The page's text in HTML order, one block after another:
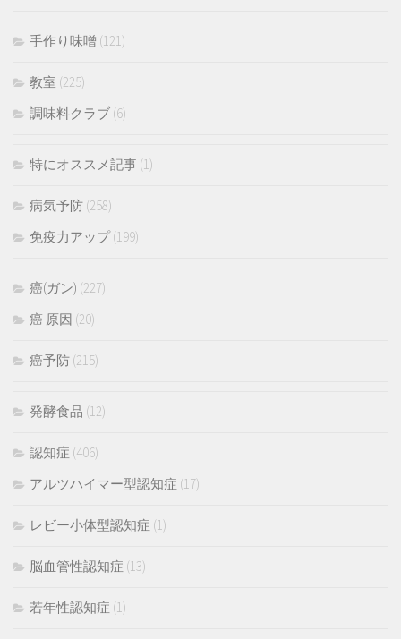
手作り味噌 (121)
教室 (225)
調味料クラブ (6)
特にオススメ記事 (1)
病気予防 (258)
免疫力アップ(199)
癌(ガン) (227)
癌 原因 (20)
癌予防 (215)
発酵食品 (12)
認知症 (406)
アルツハイマー型認知症 (17)
レビー小体型認知症 (1)
脳血管性認知症 (13)
若年性認知症 (1)